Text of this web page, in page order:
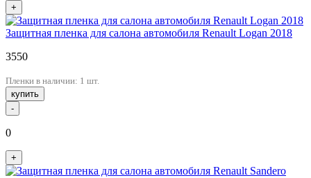
+
Защитная пленка для салона автомобиля Renault Logan 2018
3550
Пленки в наличии: 1 шт.
купить
-
0
+